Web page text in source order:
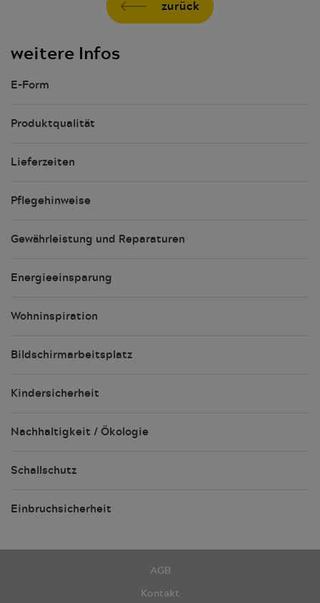
zurück
weitere Infos
E-Form
Produktqualität
Lieferzeiten
Pflegehinweise
Gewährleistung und Reparaturen
Energieeinsparung
Wohninspiration
Bildschirmarbeitsplatz
Kindersicherheit
Nachhaltigkeit / Ökologie
Schallschutz
Einbruchsicherheit
AGB
Kontakt